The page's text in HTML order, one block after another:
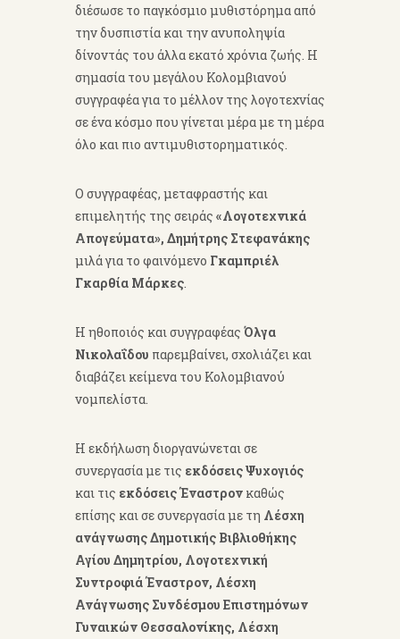
διέσωσε το παγκόσμιο μυθιστόρημα από
την δυσπιστία και την ανυποληψία
δίνοντάς του άλλα εκατό χρόνια ζωής. Η
σημασία του μεγάλου Κολομβιανού
συγγραφέα για το μέλλον της λογοτεχνίας
σε ένα κόσμο που γίνεται μέρα με τη μέρα
όλο και πιο αντιμυθιστορηματικός.
Ο συγγραφέας, μεταφραστής και
επιμελητής της σειράς «Λογοτεχνικά
Απογεύματα», Δημήτρης Στεφανάκης
μιλά για το φαινόμενο Γκαμπριέλ
Γκαρθία Μάρκες
Η ηθοποιός και συγγραφέας Όλγα
Νικολαΐδου παρεμβαίνει, σχολιάζει και
διαβάζει κείμενα του Κολομβιανού
νομπελίστα.
Η εκδήλωση διοργανώνεται σε
συνεργασία με τις εκδόσεις Ψυχογιός
και τις εκδόσεις Έναστρον καθώς
επίσης και σε συνεργασία με τη Λέσχη
ανάγνωσης Δημοτικής Βιβλιοθήκης
Αγίου Δημητρίου, Λογοτεχνική
Συντροφιά Έναστρον, Λέσχη
Ανάγνωσης Συνδέσμου Επιστημόνων
Γυναικών Θεσσαλονίκης, Λέσχη